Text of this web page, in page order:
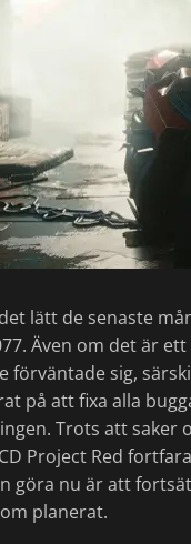
lätt de senaste
Även om det är
förväntade sig,
på att fixa alla
Trots att
Project Red
göra nu är att
planerat.